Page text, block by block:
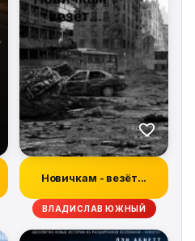
Новичкам - везёт...
ВЛАДИСЛАВ ЮЖНЫЙ